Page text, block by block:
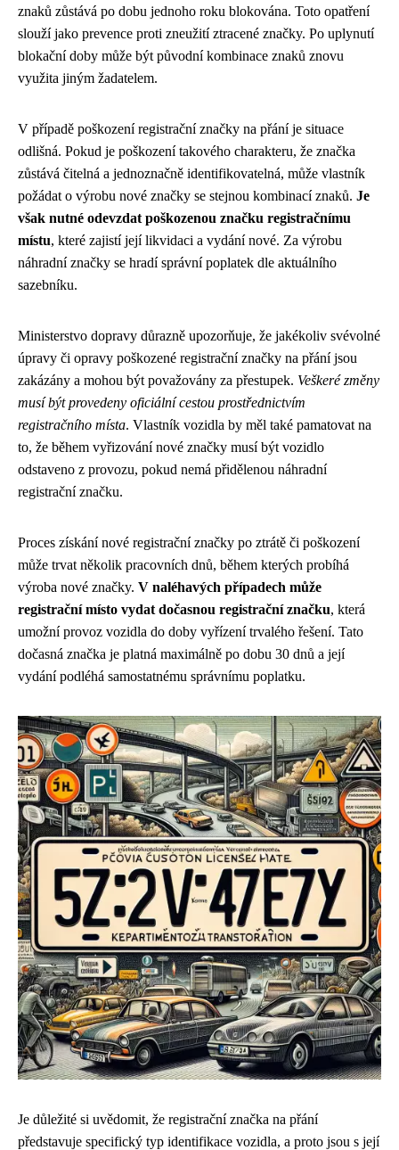
znaků zůstává po dobu jednoho roku blokována. Toto opatření
slouží jako prevence proti zneužití ztracené značky. Po uplynutí
blokační doby může být původní kombinace znaků znovu
využita jiným žadatelem.
V případě poškození registrační značky na přání je situace
odlišná. Pokud je poškození takového charakteru, že značka
zůstává čitelná a jednoznačně identifikovatelná, může vlastník
požádat o výrobu nové značky se stejnou kombinací znaků. Je
však nutné odevzdat poškozenou značku registračnímu
místu, které zajistí její likvidaci a vydání nové. Za výrobu
náhradní značky se hradí správní poplatek dle aktuálního
sazebníku.
Ministerstvo dopravy důrazně upozorňuje, že jakékoliv svévolné
úpravy či opravy poškozené registrační značky na přání jsou
zakázány a mohou být považovány za přestupek. Veškeré změny
musí být provedeny oficiální cestou prostřednictvím
registračního místa. Vlastník vozidla by měl také pamatovat na
to, že během vyřizování nové značky musí být vozidlo
odstaveno z provozu, pokud nemá přidělenou náhradní
registrační značku.
Proces získání nové registrační značky po ztrátě či poškození
může trvat několik pracovních dnů, během kterých probíhá
výroba nové značky. V naléhavých případech může
registrační místo vydat dočasnou registrační značku, která
umožní provoz vozidla do doby vyřízení trvalého řešení. Tato
dočasná značka je platná maximálně po dobu 30 dnů a její
vydání podléhá samostatnému správnímu poplatku.
Je důležité si uvědomit, že registrační značka na přání
představuje specifický typ identifikace vozidla, a proto jsou s její